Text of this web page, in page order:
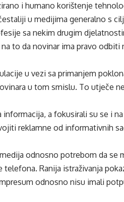
i humano korištenje
u medijima generalno s
sa nekim drugim
to da novinar ima pravo odbiti
u vezi sa primanjem
u tom smislu. To utječe
a fokusirali su se i
reklamne od informativnih
odnosno potrebom da se
Ranija istraživanja
odnosno nisu imali